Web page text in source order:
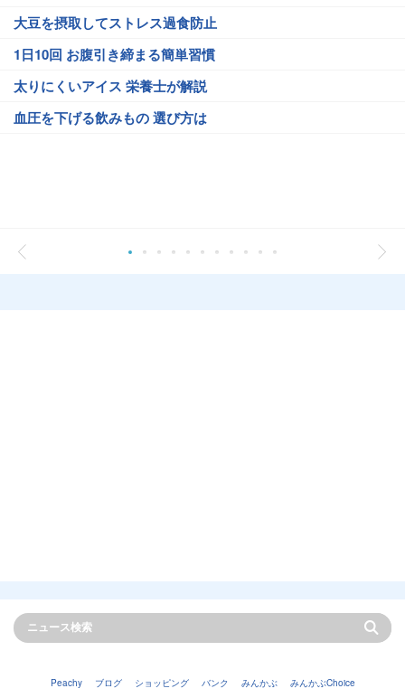
大豆を摂取してストレス過食防止
1日10回 お腹引き締まる簡単習慣
太りにくいアイス 栄養士が解説
血圧を下げる飲みもの 選び方は
Peachy ブログ ショッピング バンク みんかぶ みんかぶChoice